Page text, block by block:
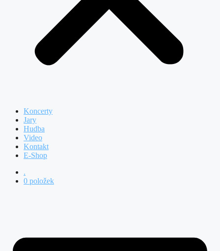
Koncerty
Jary
Hudba
Video
Kontakt
E-Shop
.
0 položek